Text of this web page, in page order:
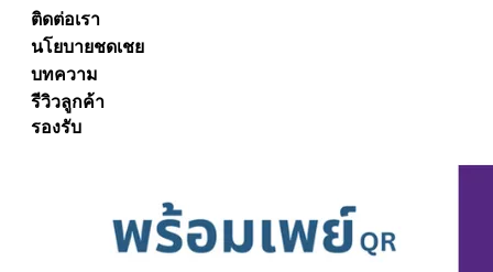
ติดต่อเรา
นโยบายชดเชย
บทความ
รีวิวลูกค้า
รองรับ